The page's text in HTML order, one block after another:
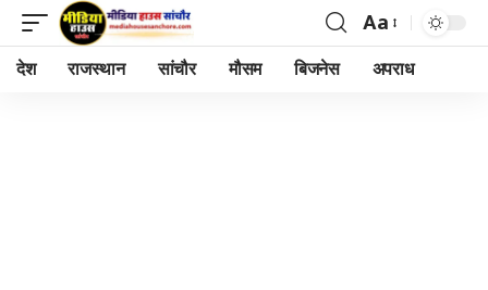
Font
Resizer
Aa
देश राजस्थान सांचौर मौसम बिजनेस अपराध